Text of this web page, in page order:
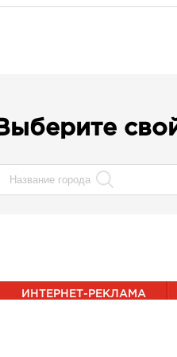
ИНТЕРНЕТ-РЕКЛАМА